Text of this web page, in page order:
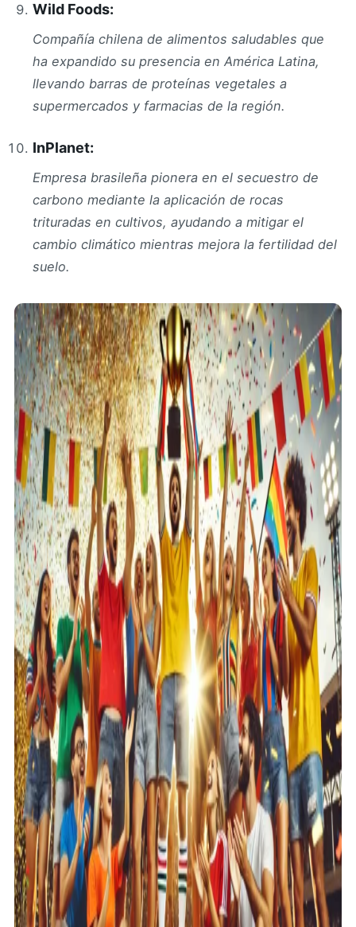
Wild Foods:
Compañía chilena de alimentos saludables que
ha expandido su presencia en América Latina,
llevando barras de proteínas vegetales a
supermercados y farmacias de la región.
InPlanet:
Empresa brasileña pionera en el secuestro de
carbono mediante la aplicación de rocas
trituradas en cultivos, ayudando a mitigar el
cambio climático mientras mejora la fertilidad del
suelo.